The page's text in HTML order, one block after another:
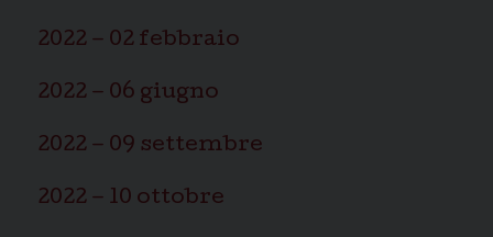
2022 – 02 febbraio
2022 – 06 giugno
2022 – 09 settembre
2022 – 10 ottobre